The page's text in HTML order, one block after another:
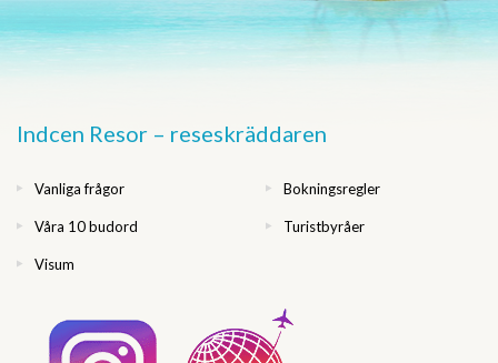
Indcen Resor – reseskräddaren
Vanliga frågor Bokningsregler
Våra 10 budord Turistbyråer
Visum